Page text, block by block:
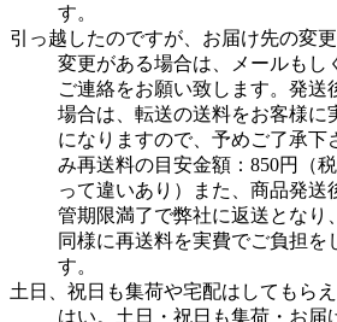
す。
引っ越したのですが、お届け先の変
変更がある場合は、メールもし
ご連絡をお願い致します。発送
場合は、転送の送料をお客様に
になりますので、予めご了承下
み再送料の目安金額：850円（
って違いあり）また、商品発送
管期限満了で弊社に返送となり
同様に再送料を実費でご負担を
す。
土日、祝日も集荷や宅配はしてもら
はい。土日・祝日も集荷・お届